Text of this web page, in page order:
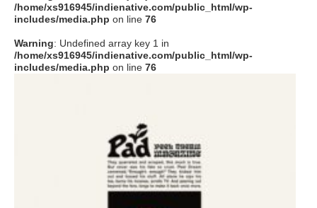
/home/xs916945/indienative.com/public_html/wp-
includes/media.php on line 76
Warning: Undefined array key 1 in
/home/xs916945/indienative.com/public_html/wp-
includes/media.php on line 76